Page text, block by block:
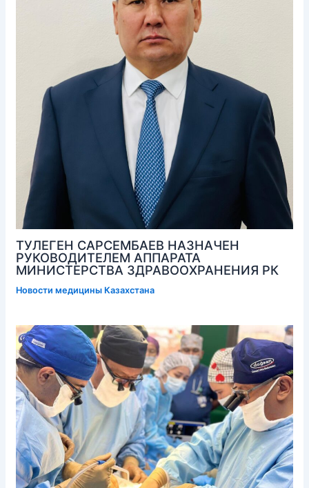
ТУЛЕГЕН САРСЕМБАЕВ НАЗНАЧЕН
РУКОВОДИТЕЛЕМ АППАРАТА
МИНИСТЕРСТВА ЗДРАВООХРАНЕНИЯ РК
Новости медицины Казахстана